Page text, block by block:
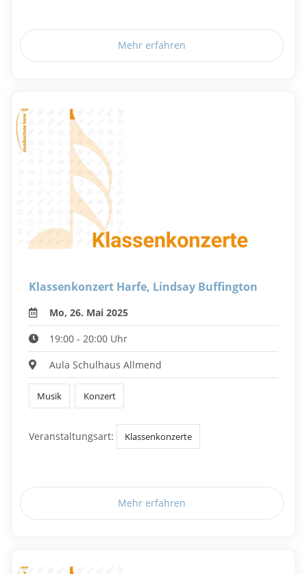
Mehr erfahren
Klassenkonzert Harfe, Lindsay Buffington
Mo, 26. Mai 2025
19:00 - 20:00 Uhr
Aula Schulhaus Allmend
Musik Konzert
Veranstaltungsart: Klassenkonzerte
Mehr erfahren